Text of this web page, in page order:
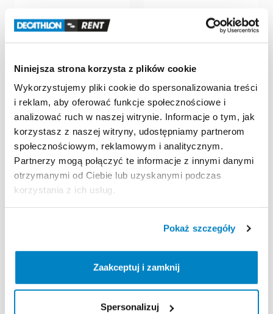
Niniejsza strona korzysta z plików cookie
Wykorzystujemy pliki cookie do spersonalizowania treści
i reklam, aby oferować funkcje społecznościowe i
analizować ruch w naszej witrynie. Informacje o tym, jak
korzystasz z naszej witryny, udostępniamy partnerom
społecznościowym, reklamowym i analitycznym.
Partnerzy mogą połączyć te informacje z innymi danymi
otrzymanymi od Ciebie lub uzyskanymi podczas
korzystania z ich usług.
Pokaż szczegóły
Zaakceptuj i zamknij
Spersonalizuj
Rower górski MTB
turystyczny Rockrider EXPL
520 29" srebrny rozm. L
Decathlon Opole
60,00 zł /dzień
Rower górski MTB
turystyczny Rockrider
520 29" srebrny rozm. M
Decathlon Gdańsk
Przymorze
60,00 zł /dzień